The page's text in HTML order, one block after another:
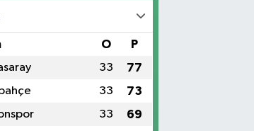
O P
33 77
33 73
33 69